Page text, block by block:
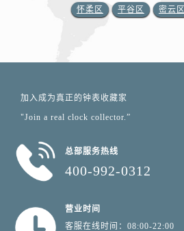
怀柔区 平谷区 密云区
加入成为真正的钟表收藏家
"Join a real clock collector.”
总部服务热线
400-992-0312
营业时间
客服在线时间：08:00-22:00